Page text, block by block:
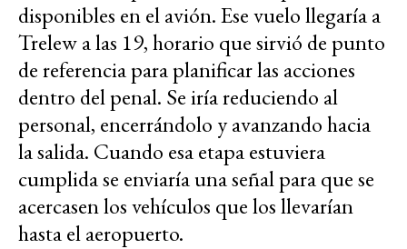
disponibles en el avión. Ese vuelo llegaría a
Trelew a las 19, horario que sirvió de punto
de referencia para planificar las acciones
dentro del penal. Se iría reduciendo al
personal, encerrándolo y avanzando hacia
la salida. Cuando esa etapa estuviera
cumplida se enviaría una señal para que se
acercasen los vehículos que los llevarían
hasta el aeropuerto.